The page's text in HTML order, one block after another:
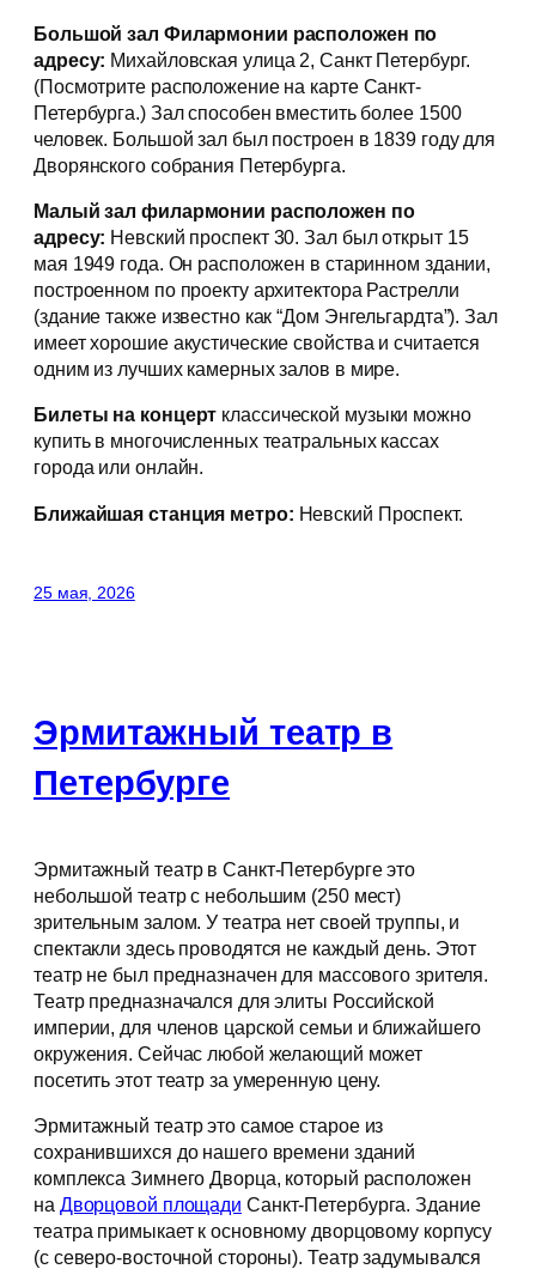
Большой зал Филармонии расположен по
адресу: Михайловская улица 2, Санкт Петербург.
(Посмотрите расположение на карте Санкт-
Петербурга.) Зал способен вместить более 1500
человек. Большой зал был построен в 1839 году для
Дворянского собрания Петербурга.
Малый зал филармонии расположен по
адресу: Невский проспект 30. Зал был открыт 15
мая 1949 года. Он расположен в старинном здании,
построенном по проекту архитектора Растрелли
(здание также известно как “Дом Энгельгардта”). Зал
имеет хорошие акустические свойства и считается
одним из лучших камерных залов в мире.
Билеты на концерт классической музыки можно
купить в многочисленных театральных кассах
города или онлайн.
Ближайшая станция метро: Невский Проспект.
25 мая, 2026
Эрмитажный театр в
Петербурге
Эрмитажный театр в Санкт-Петербурге это
небольшой театр с небольшим (250 мест)
зрительным залом. У театра нет своей труппы, и
спектакли здесь проводятся не каждый день. Этот
театр не был предназначен для массового зрителя.
Театр предназначался для элиты Российской
империи, для членов царской семьи и ближайшего
окружения. Сейчас любой желающий может
посетить этот театр за умеренную цену.
Эрмитажный театр это самое старое из
сохранившихся до нашего времени зданий
комплекса Зимнего Дворца, который расположен
на Дворцовой площади Санкт-Петербурга. Здание
театра примыкает к основному дворцовому корпусу
(с северо-восточной стороны). Театр задумывался